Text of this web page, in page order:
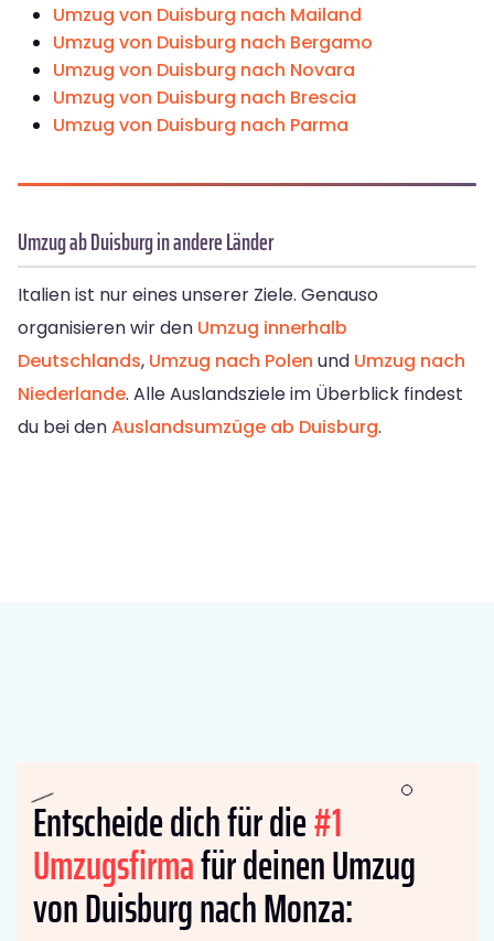
Umzug von Duisburg nach Mailand
Umzug von Duisburg nach Bergamo
Umzug von Duisburg nach Novara
Umzug von Duisburg nach Brescia
Umzug von Duisburg nach Parma
Umzug ab Duisburg in andere Länder
Italien ist nur eines unserer Ziele. Genauso
organisieren wir den Umzug innerhalb
Deutschlands, Umzug nach Polen und Umzug nach
Niederlande. Alle Auslandsziele im Überblick findest
du bei denAuslandsumzüge ab Duisburg.
Entscheide dich für die#1
Umzugsfirmafür deinen Umzug
von Duisburg nach Monza: